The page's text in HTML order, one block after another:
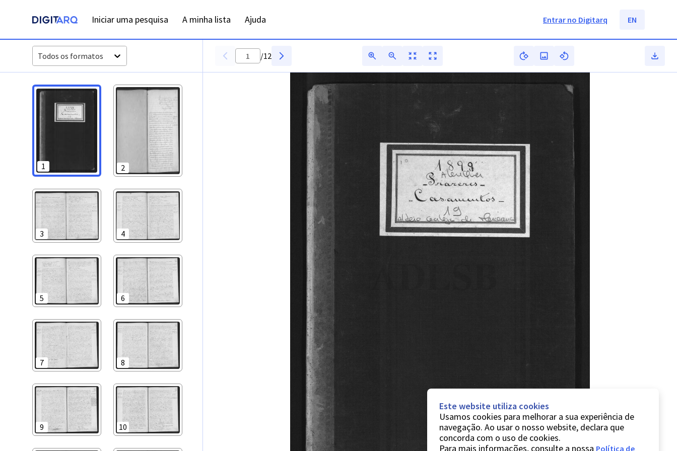
Iniciar uma pesquisa A minha lista Ajuda Entrar no Digitarq EN
Todos os formatos
1 2
3 4
5 6
7 8
9 10
/12
Este website utiliza cookies
Usamos cookies para melhorar a sua experiência de
navegação. Ao usar o nosso website, declara que
concorda com o uso de cookies.
Para mais informações, consulte a nossa Política de